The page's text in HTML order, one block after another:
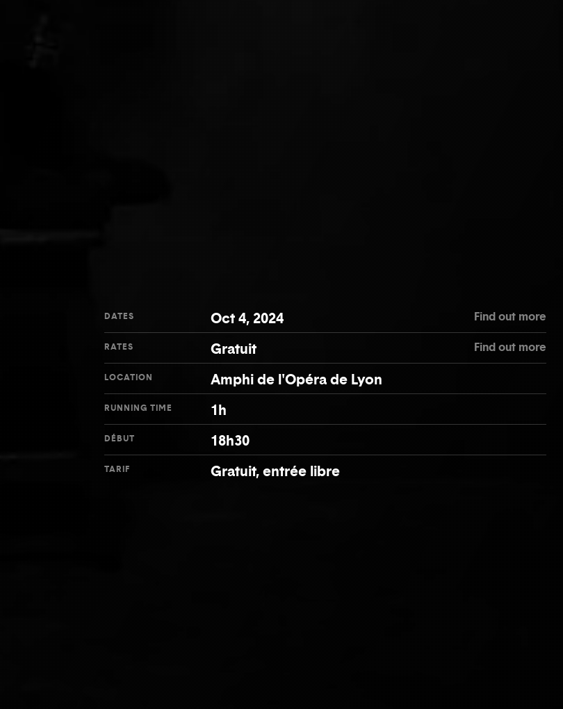
DATES Oct 4, 2024 Find out more
RATES Gratuit Find out more
LOCATION Amphi de l'Opéra de Lyon
RUNNING TIME 1h
DÉBUT 18h30
TARIF Gratuit, entrée libre